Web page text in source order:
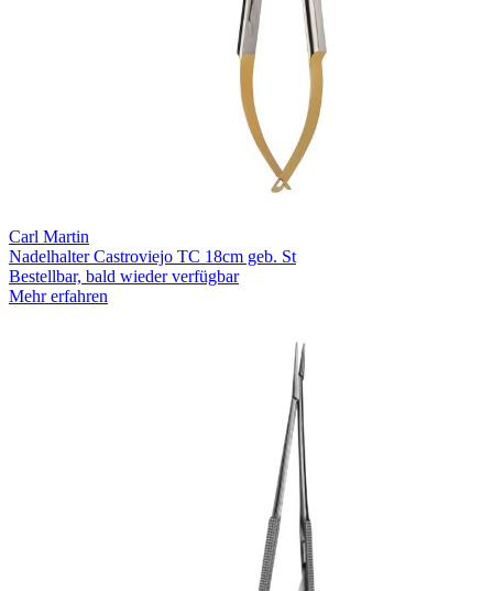
Carl Martin
Nadelhalter Castroviejo TC 18cm geb. St
Bestellbar, bald wieder verfügbar
Mehr erfahren